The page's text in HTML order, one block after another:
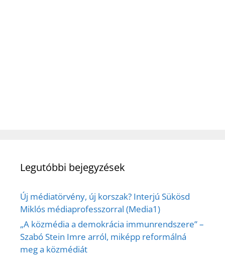
Legutóbbi bejegyzések
Új médiatörvény, új korszak? Interjú Sükösd
Miklós médiaprofesszorral (Media1)
„A közmédia a demokrácia immunrendszere” –
Szabó Stein Imre arról, miképp reformálná
meg a közmédiát